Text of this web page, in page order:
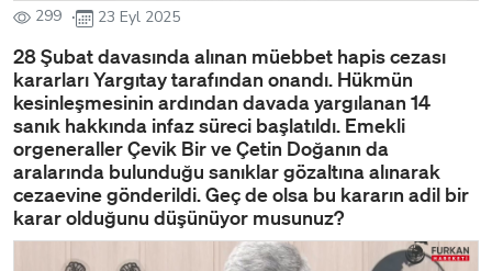
299 23 Eyl 2025
28 Şubat davasında alınan müebbet hapis cezası
kararları Yargıtay tarafından onandı. Hükmün
kesinleşmesinin ardından davada yargılanan 14
sanık hakkında infaz süreci başlatıldı. Emekli
orgeneraller Çevik Bir ve Çetin Doğanın da
aralarında bulunduğu sanıklar gözaltına alınarak
cezaevine gönderildi. Geç de olsa bu kararın adil bir
karar olduğunu düşünüyor musunuz?